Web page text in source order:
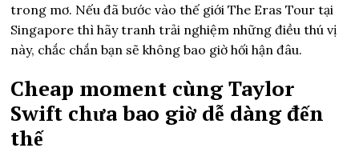
trong mơ. Nếu đã bước vào thế giới The Eras Tour tại
Singapore thì hãy tranh trải nghiệm những điều thú vị
này, chắc chắn bạn sẽ không bao giờ hối hận đâu.
Cheap moment cùng Taylor
Swift chưa bao giờ dễ dàng đến
thế